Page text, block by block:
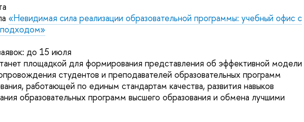
«Невидимая сила реализации образовательной программы: учебный офис с
до 15 июля
площадкой для формирования представления об эффективной модели
студентов и преподавателей образовательных программ
работающей по единым стандартам качества, развития навыков
образовательных программ высшего образования и обмена лучшими